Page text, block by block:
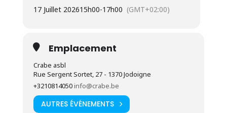
Vendredi
(15h à 18h) : Marché de la
Cliquez ici pour en savoir plus sur nos marchés et
notre production de légumes bio par notre centre
d’insertion.
17 Juillet 202615h00-17h00 (GMT+02:00)
Emplacement
Crabe asbl
Rue Sergent Sortet, 27 - 1370 Jodoigne
+3210814050info@crabe.be
AUTRES ÉVÉNEMENTS